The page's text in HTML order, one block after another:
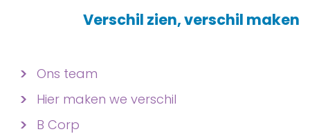
Verschil zien, verschil maken
Ons team
Hier maken we verschil
B Corp